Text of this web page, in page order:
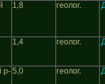
1,8 геолог.
1,4 геолог.
р- 5,0 геолог.